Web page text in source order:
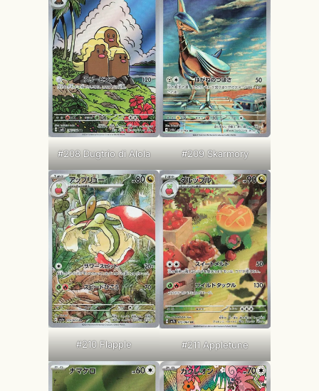
#208 Dugtrio di Alola #209 Skarmory
#210 Flapple #211 Appletune